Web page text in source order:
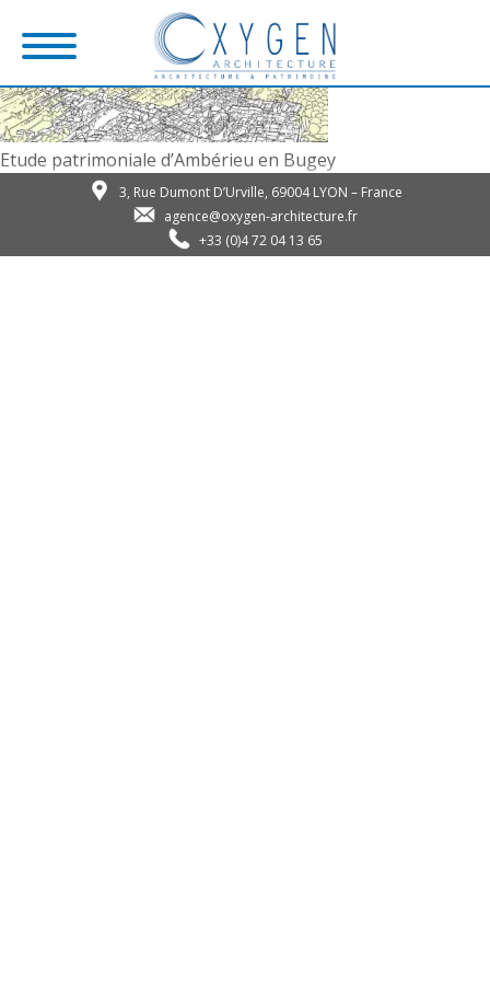
Etude patrimoniale d’Ambérieu en Bugey
3, Rue Dumont D’Urville, 69004 LYON – France
agence@oxygen-architecture.fr
+33 (0)4 72 04 13 65